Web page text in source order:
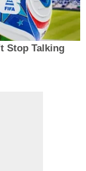
Stop Talking